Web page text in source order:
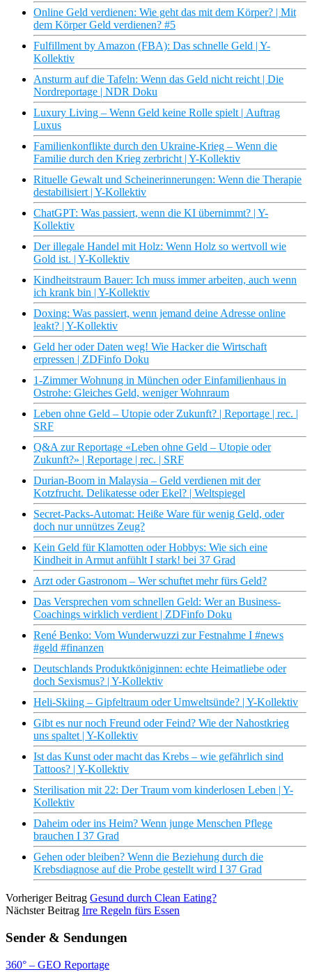
Online Geld verdienen: Wie geht das mit dem Körper? | Mit
dem Körper Geld verdienen? #5
Fulfillment by Amazon (FBA): Das schnelle Geld | Y-
Kollektiv
Ansturm auf die Tafeln: Wenn das Geld nicht reicht | Die
Nordreportage | NDR Doku
Luxury Living – Wenn Geld keine Rolle spielt | Auftrag
Luxus
Familienkonflikte durch den Ukraine-Krieg – Wenn die
Familie durch den Krieg zerbricht | Y-Kollektiv
Rituelle Gewalt und Scheinerinnerungen: Wenn die Therapie
destabilisiert | Y-Kollektiv
ChatGPT: Was passiert, wenn die KI übernimmt? | Y-
Kollektiv
Der illegale Handel mit Holz: Wenn Holz so wertvoll wie
Gold ist. | Y-Kollektiv
Kindheitstraum Bauer: Ich muss immer arbeiten, auch wenn
ich krank bin | Y-Kollektiv
Doxing: Was passiert, wenn jemand deine Adresse online
leakt? | Y-Kollektiv
Geld her oder Daten weg! Wie Hacker die Wirtschaft
erpressen | ZDFinfo Doku
1-Zimmer Wohnung in München oder Einfamilienhaus in
Ostrohe: Gleiches Geld, weniger Wohnraum
Leben ohne Geld – Utopie oder Zukunft? | Reportage | rec. |
SRF
Q&A zur Reportage «Leben ohne Geld – Utopie oder
Zukunft?» | Reportage | rec. | SRF
Durian-Boom in Malaysia – Geld verdienen mit der
Kotzfrucht. Delikatesse oder Ekel? | Weltspiegel
Secret-Packs-Automat: Heiße Ware für wenig Geld, oder
doch nur unnützes Zeug?
Kein Geld für Klamotten oder Hobbys: Wie sich eine
Kindheit in Armut anfühlt I stark! bei 37 Grad
Arzt oder Gastronom – Wer schuftet mehr fürs Geld?
Das Versprechen vom schnellen Geld: Wer an Business-
Coachings wirklich verdient | ZDFinfo Doku
René Benko: Vom Wunderwuzzi zur Festnahme I #news
#geld #finanzen
Deutschlands Produktköniginnen: echte Heimatliebe oder
doch Sexismus? | Y-Kollektiv
Heli-Skiing – Gipfeltraum oder Umweltsünde? | Y-Kollektiv
Gibt es nur noch Freund oder Feind? Wie der Nahostkrieg
uns spaltet | Y-Kollektiv
Ist das Kunst oder macht das Krebs – wie gefährlich sind
Tattoos? | Y-Kollektiv
Sterilisation mit 22: Der Traum vom kinderlosen Leben | Y-
Kollektiv
Daheim oder ins Heim? Wenn junge Menschen Pflege
brauchen I 37 Grad
Gehen oder bleiben? Wenn die Beziehung durch die
Krebsdiagnose auf die Probe gestellt wird I 37 Grad
Vorheriger Beitrag Gesund durch Clean Eating?
Nächster Beitrag Irre Regeln fürs Essen
Sender & Sendungen
360° – GEO Reportage